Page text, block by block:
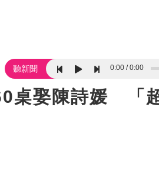
聽新聞 0:00 0:00
桌娶陳詩媛 「